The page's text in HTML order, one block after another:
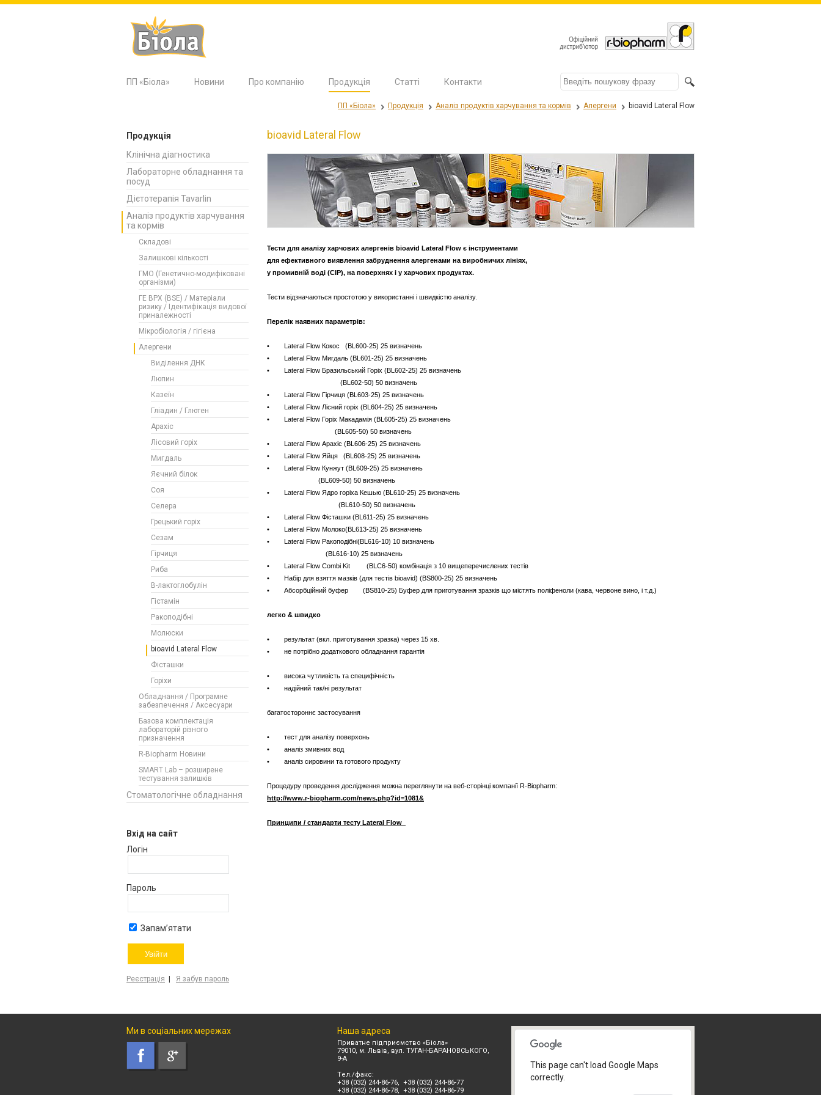
ПП «Біола» Новини Про компанію Продукція Статті Контакти
ПП «Біола» Продукція Аналіз продуктів харчування та кормів Алергени bioavid Lateral Flow
Продукція
Клінічна діагностика
Лабораторне обладнання та
посуд
Дієтотерапія Tavarlin
Аналіз продуктів харчування
та кормів
Складові
Залишкові кількості
ГМО (Генетично-модифіковані
організми)
ГЕ ВРХ (BSE) / Матеріали
ризику / Ідентифікація видової
приналежності
Мікробіологія / гігієна
Алергени
Виділення ДНК
Люпин
Казеїн
Гліадин / Глютен
Арахіс
Лісовий горіх
Мигдаль
Яєчний білок
Соя
Селера
Грецький горіх
Сезам
Гірчиця
Риба
В-лактоглобулін
Гістамін
Ракоподібні
Молюски
bioavid Lateral Flow
Фісташки
Горіхи
Обладнання / Програмне
забезпечення / Аксесуари
Базова комплектація
лабораторій різного
призначення
R-Biopharm Новини
SMART Lab – розширене
тестування залишків
Стоматологічне обладнання
Вхід на сайт
Логін
Пароль
Запам’ятати
Реєстрація Я забув пароль
bioavid Lateral Flow
Тести для аналізу харчових алергенів bioavid Lateral Flow є інструментами
для ефективного виявлення забруднення алергенами на виробничих лініях,
у промивній воді (CIP), на поверхнях і у харчових продуктах.
Тести відзначаються простотою у використанні і швидкістю аналізу.
Перелік наявних параметрів:
• Lateral Flow Кокос (BL600-25) 25 визначень
• Lateral Flow Мигдаль (BL601-25) 25 визначень
• Lateral Flow Бразильський Горіх (BL602-25) 25 визначень
(BL602-50) 50 визначень
• Lateral Flow Гірчиця (BL603-25) 25 визначень
• Lateral Flow Лісний горіх (BL604-25) 25 визначень
• Lateral Flow Горіх Макадамія (BL605-25) 25 визначень
(BL605-50) 50 визначень
• Lateral Flow Арахіс (BL606-25) 25 визначень
• Lateral Flow Яйця (BL608-25) 25 визначень
• Lateral Flow Кунжут (BL609-25) 25 визначень
(BL609-50) 50 визначень
• Lateral Flow Ядро горіха Кешью (BL610-25) 25 визначень
(BL610-50) 50 визначень
• Lateral Flow Фісташки (BL611-25) 25 визначень
• Lateral Flow Молоко(BL613-25) 25 визначень
• Lateral Flow Ракоподібні(BL616-10) 10 визначень
(BL616-10) 25 визначень
• Lateral Flow Combi Kit (BLC6-50) комбінація з 10 вищеперечислених тестів
• Набір для взяття мазків (для тестів bioavid) (BS800-25) 25 визначень
• Абсорбційний буфер (BS810-25) Буфер для приготування зразків що містять поліфеноли (кава, червоне вино, і т.д.)
легко & швидко
• результат (вкл. приготування зразка) через 15 хв.
• не потрібно додаткового обладнання гарантія
• висока чутливість та специфічність
• надійний так/ні результат
багатостороннє застосування
• тест для аналізу поверхонь
• аналіз змивних вод
• аналіз сировини та готового продукту
Процедуру проведення дослідження можна переглянути на веб-сторінці компанії R-Biopharm:
http://www.r-biopharm.com/news.php?id=1081&
Принципи / стандарти тесту Lateral Flow
Ми в соціальних мережах Наша адреса
Приватне підприємство «Біола»
79010, м. Львів, вул. ТУГАН-БАРАНОВСЬКОГО,
9-А
Tел./факс:
+38 (032) 244-86-76, +38 (032) 244-86-77
+38 (032) 244-86-78, +38 (032) 244-86-79
This page can't load Google Maps
correctly.